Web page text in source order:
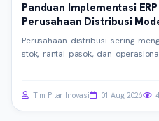
Panduan Implementasi
Perusahaan Distribusi
Perusahaan distribusi sering
stok, rantai pasok, dan
Pelajari cara memilih,
Tim Pilar Inovasi 01 Aug 2026